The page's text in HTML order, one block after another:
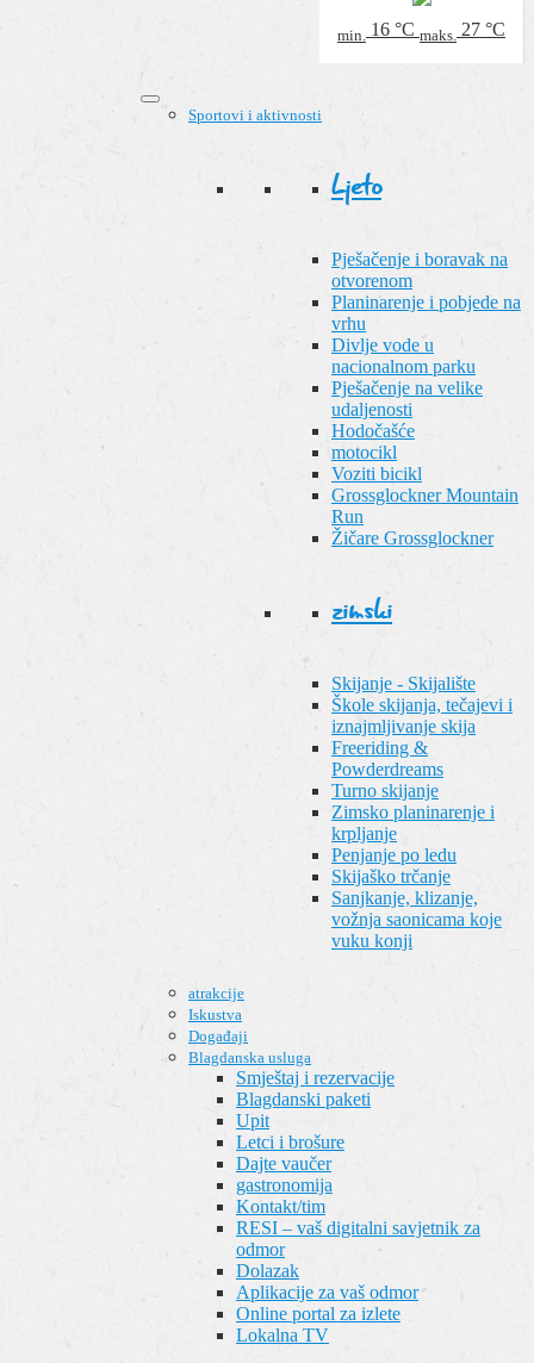
min. 16 °C maks. 27 °C
Sportovi i aktivnosti
Ljeto
Pješačenje i boravak na
otvorenom
Planinarenje i pobjede na
vrhu
Divlje vode u
nacionalnom parku
Pješačenje na velike
udaljenosti
Hodočašće
motocikl
Voziti bicikl
Grossglockner Mountain
Run
Žičare Grossglockner
zimski
Skijanje - Skijalište
Škole skijanja, tečajevi i
iznajmljivanje skija
Freeriding &
Powderdreams
Turno skijanje
Zimsko planinarenje i
krpljanje
Penjanje po ledu
Skijaško trčanje
Sanjkanje, klizanje,
vožnja saonicama koje
vuku konji
atrakcije
Iskustva
Događaji
Blagdanska usluga
Smještaj i rezervacije
Blagdanski paketi
Upit
Letci i brošure
Dajte vaučer
gastronomija
Kontakt/tim
RESI – vaš digitalni savjetnik za
odmor
Dolazak
Aplikacije za vaš odmor
Online portal za izlete
Lokalna TV